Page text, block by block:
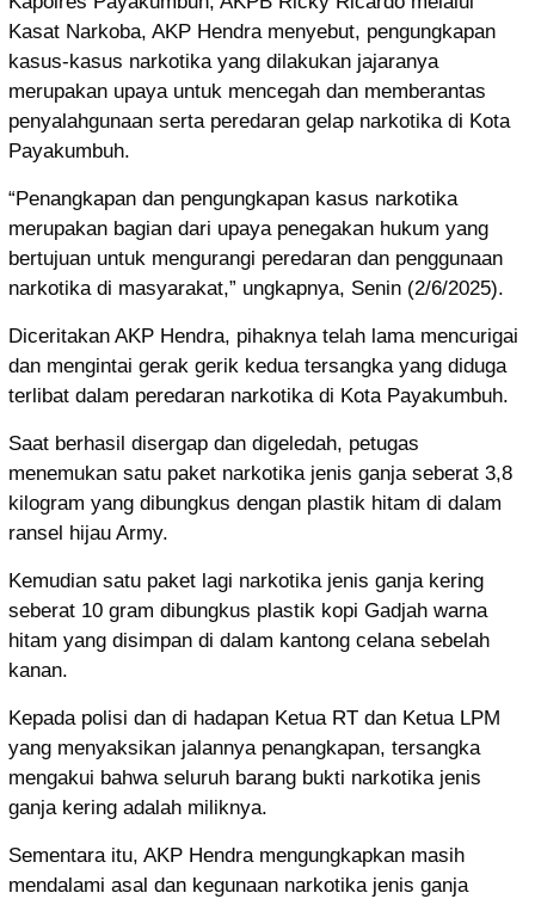
Kasat Narkoba, AKP Hendra menyebut, pengungkapan
kasus-kasus narkotika yang dilakukan jajaranya
merupakan upaya untuk mencegah dan memberantas
penyalahgunaan serta peredaran gelap narkotika di Kota
Payakumbuh.
“Penangkapan dan pengungkapan kasus narkotika
merupakan bagian dari upaya penegakan hukum yang
bertujuan untuk mengurangi peredaran dan penggunaan
narkotika di masyarakat,” ungkapnya, Senin (2/6/2025).
Diceritakan AKP Hendra, pihaknya telah lama mencurigai
dan mengintai gerak gerik kedua tersangka yang diduga
terlibat dalam peredaran narkotika di Kota Payakumbuh.
Saat berhasil disergap dan digeledah, petugas
menemukan satu paket narkotika jenis ganja seberat 3,8
kilogram yang dibungkus dengan plastik hitam di dalam
ransel hijau Army.
Kemudian satu paket lagi narkotika jenis ganja kering
seberat 10 gram dibungkus plastik kopi Gadjah warna
hitam yang disimpan di dalam kantong celana sebelah
kanan.
Kepada polisi dan di hadapan Ketua RT dan Ketua LPM
yang menyaksikan jalannya penangkapan, tersangka
mengakui bahwa seluruh barang bukti narkotika jenis
ganja kering adalah miliknya.
Sementara itu, AKP Hendra mengungkapkan masih
mendalami asal dan kegunaan narkotika jenis ganja